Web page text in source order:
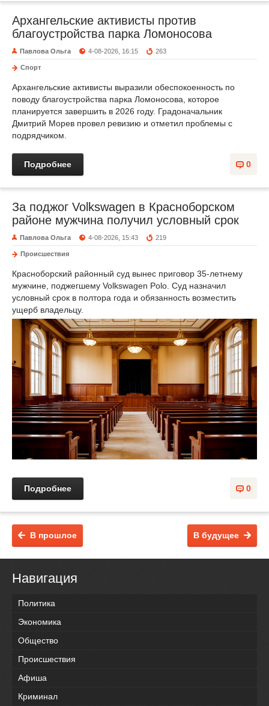
Архангельские активисты против
благоустройства парка Ломоносова
Павлова Ольга 4-08-2026, 16:15 263
Спорт
Архангельские активисты выразили обеспокоенность по
поводу благоустройства парка Ломоносова, которое
планируется завершить в 2026 году. Градоначальник
Дмитрий Морев провел ревизию и отметил проблемы с
подрядчиком.
0
Подробнее
За поджог Volkswagen в Красноборском
районе мужчина получил условный срок
Павлова Ольга 4-08-2026, 15:43 219
Происшествия
Красноборский районный суд вынес приговор 35-летнему
мужчине, поджегшему Volkswagen Polo. Суд назначил
условный срок в полтора года и обязанность возместить
ущерб владельцу.
0
Подробнее
В будущее
В прошлое
Навигация
Политика
Экономика
Общество
Происшествия
Афиша
Криминал